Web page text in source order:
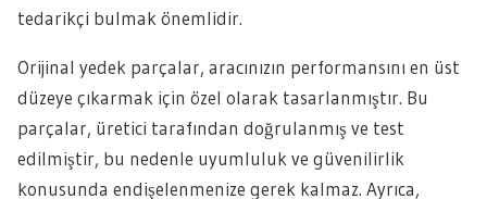
tedarikçi bulmak önemlidir.
Orijinal yedek parçalar, aracınızın performansını en üst
düzeye çıkarmak için özel olarak tasarlanmıştır. Bu
parçalar, üretici tarafından doğrulanmış ve test
edilmiştir, bu nedenle uyumluluk ve güvenilirlik
konusunda endişelenmenize gerek kalmaz. Ayrıca,